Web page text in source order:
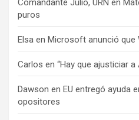
puros
Elsa en Microsoft anunció que
Carlos en “Hay que ajusticiar a
Dawson en EU entregó ayuda
opositores